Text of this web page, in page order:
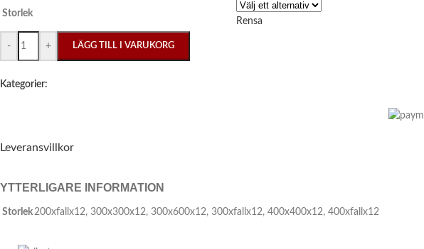
Storlek
Rensa
- + LÄGG TILL I VARUKORG
Kategorier:
Leveransvillkor
YTTERLIGARE INFORMATION
Storlek200xfallx12, 300x300x12, 300x600x12, 300xfallx12, 400x400x12, 400xfallx12